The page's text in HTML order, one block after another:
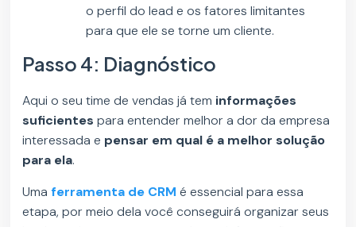
o perfil do lead e os fatores limitantes
para que ele se torne um cliente.
Passo 4: Diagnóstico
Aqui o seu time de vendas já tem informações
suficientes para entender melhor a dor da empresa
interessada e pensar em qual é a melhor solução
para ela.
Uma ferramenta de CRM é essencial para essa
etapa, por meio dela você conseguirá organizar seus